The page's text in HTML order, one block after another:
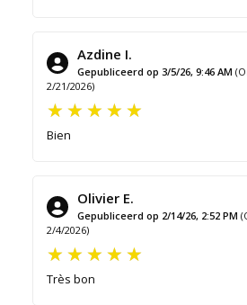
Azdine I.
Gepubliceerd op 3/5/26, 9:46 AM
2/21/2026)
Bien
Olivier E.
Gepubliceerd op 2/14/26, 2:52 PM
2/4/2026)
Très bon